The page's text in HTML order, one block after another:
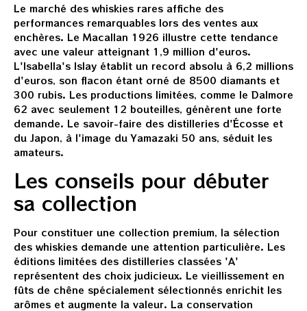
Le marché des whiskies rares affiche des
performances remarquables lors des ventes aux
enchères. Le Macallan 1926 illustre cette tendance
avec une valeur atteignant 1,9 million d'euros.
L'Isabella's Islay établit un record absolu à 6,2 millions
d'euros, son flacon étant orné de 8500 diamants et
300 rubis. Les productions limitées, comme le Dalmore
62 avec seulement 12 bouteilles, génèrent une forte
demande. Le savoir-faire des distilleries d'Écosse et
du Japon, à l'image du Yamazaki 50 ans, séduit les
amateurs.
Les conseils pour débuter
sa collection
Pour constituer une collection premium, la sélection
des whiskies demande une attention particulière. Les
éditions limitées des distilleries classées 'A'
représentent des choix judicieux. Le vieillissement en
fûts de chêne spécialement sélectionnés enrichit les
arômes et augmente la valeur. La conservation